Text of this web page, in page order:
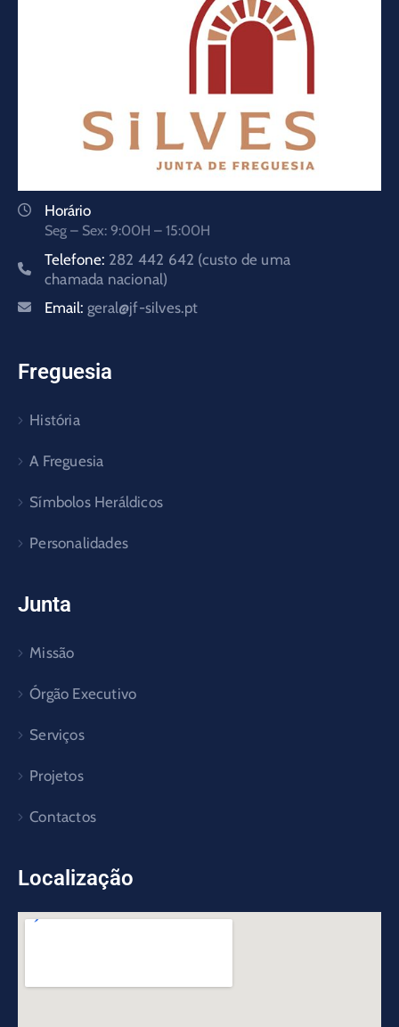
Horário
Seg – Sex: 9:00H – 15:00H
Telefone: 282 442 642 (custo de uma
chamada nacional)
Email: geral@jf-silves.pt
Freguesia
História
A Freguesia
Símbolos Heráldicos
Personalidades
Junta
Missão
Órgão Executivo
Serviços
Projetos
Contactos
Localização